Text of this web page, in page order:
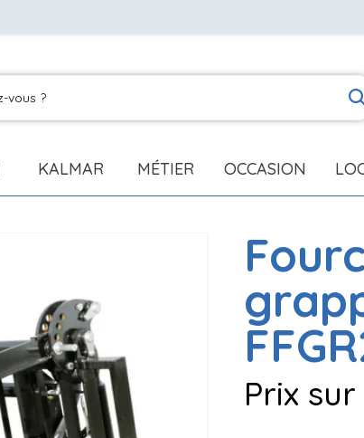
KALMAR MÉTIER OCCASION
Prix